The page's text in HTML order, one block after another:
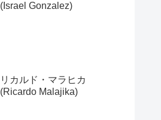
(Israel Gonzalez)
リカルド・マラヒカ
(Ricardo Malajika)